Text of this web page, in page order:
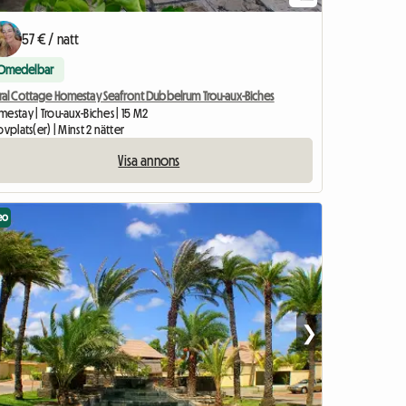
57 € / natt
Cottage Homestay Seafront Dubbelrum Trou-aux-Biches
| Trou-aux-Biches | 15 M2
| Minst 2 nätter
Visa annons
❯